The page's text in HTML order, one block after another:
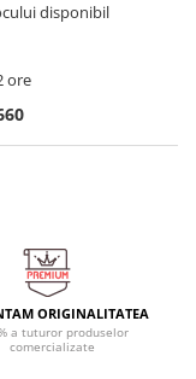
disponibil
ore
ORIGINALITATEA
a tuturor produselor
comercializate